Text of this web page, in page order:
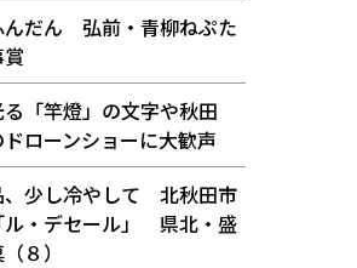
んだん 弘前・青柳ねぷた
「竿燈」の文字や秋田
ローンショーに大歓声
、少し冷やして 北秋田市
ル・デセール」 県北・盛
８）